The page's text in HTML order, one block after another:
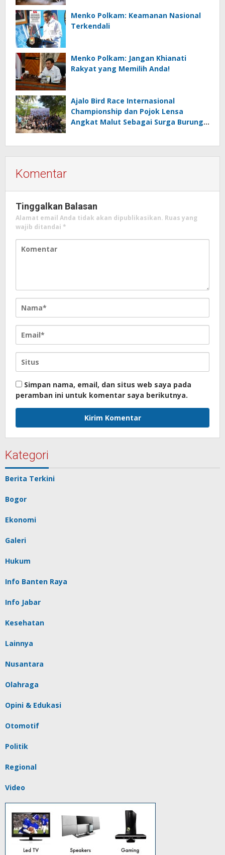
Menko Polkam: Keamanan Nasional
Terkendali
Menko Polkam: Jangan Khianati
Rakyat yang Memilih Anda!
Ajalo Bird Race Internasional
Championship dan Pojok Lensa
Angkat Malut Sebagai Surga Burung
Komentar
Tinggalkan Balasan
Alamat email Anda tidak akan dipublikasikan. Ruas yang
wajib ditandai *
Simpan nama, email, dan situs web saya pada
peramban ini untuk komentar saya berikutnya.
Kategori
Berita Terkini
Bogor
Ekonomi
Galeri
Hukum
Info Banten Raya
Info Jabar
Kesehatan
Lainnya
Nusantara
Olahraga
Opini & Edukasi
Otomotif
Politik
Regional
Video